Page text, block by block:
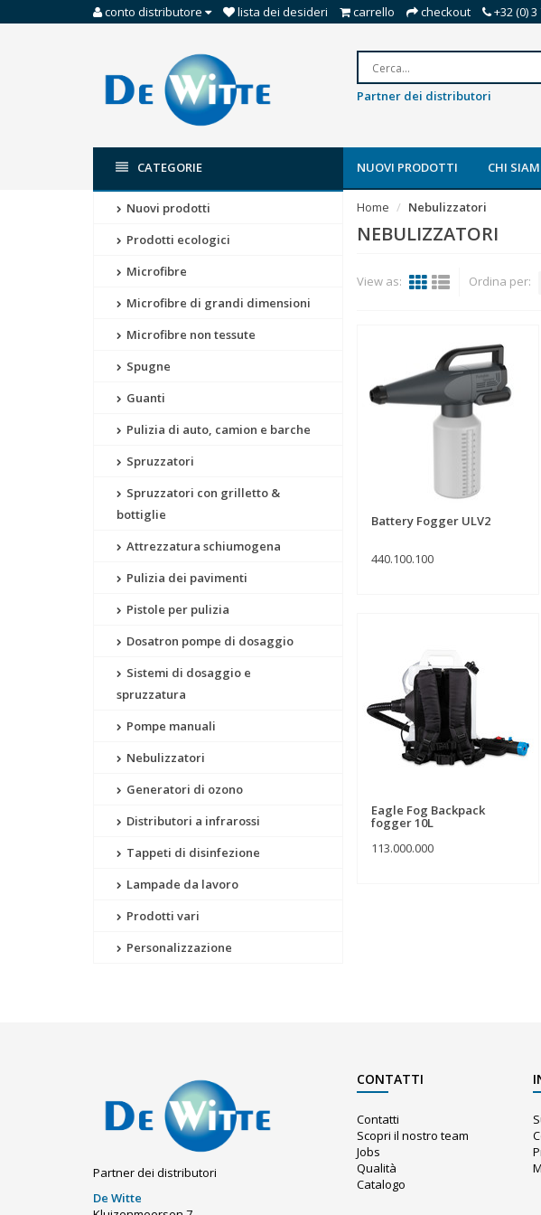
conto distributore lista dei desideri carrello checkout +32 (0)
Partner dei distributori
CATEGORIE NUOVI PRODOTTI CHI
Nuovi prodotti
Prodotti ecologici
Microfibre
Microfibre di grandi dimensioni
Microfibre non tessute
Spugne
Guanti
Pulizia di auto, camion e barche
Spruzzatori
Spruzzatori con grilletto &
bottiglie
Attrezzatura schiumogena
Pulizia dei pavimenti
Pistole per pulizia
Dosatron pompe di dosaggio
Sistemi di dosaggio e
spruzzatura
Pompe manuali
Nebulizzatori
Generatori di ozono
Distributori a infrarossi
Tappeti di disinfezione
Lampade da lavoro
Prodotti vari
Personalizzazione
Home Nebulizzatori
NEBULIZZATORI
View as: Ordina per:
Battery Fogger ULV2
440.100.100
Eagle Fog Backpack
fogger 10L
113.000.000
Partner dei distributori
De Witte
CONTATTI
Contatti
Scopri il nostro team
Jobs
Qualità
Catalogo